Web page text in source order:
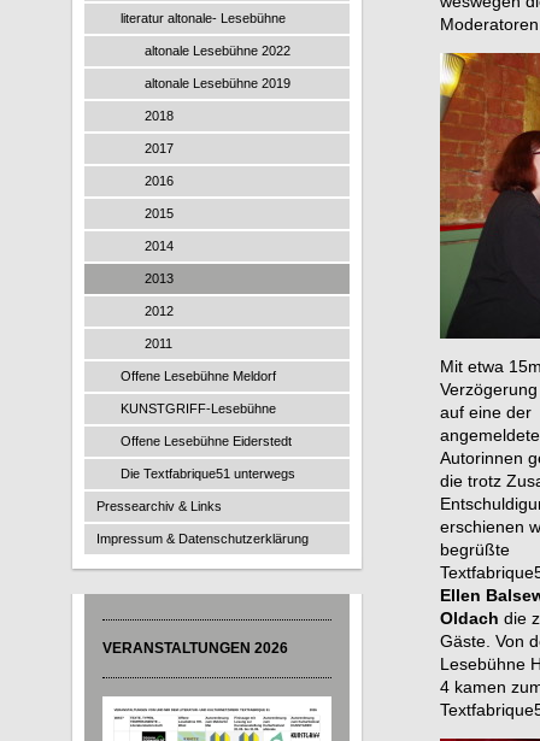
literatur altonale- Lesebühne
altonale Lesebühne 2022
altonale Lesebühne 2019
2018
2017
2016
2015
2014
2013
2012
2011
Offene Lesebühne Meldorf
KUNSTGRIFF-Lesebühne
Offene Lesebühne Eiderstedt
Die Textfabrique51 unterwegs
Pressearchiv & Links
Impressum & Datenschutzerklärung
VERANSTALTUNGEN 2026
Mit etwa
auf eine der
Autorinnen
die trotz
erschienen
begrüßte
Ellen
Oldach die
Gäste. Von
Lesebühne
4 kamen